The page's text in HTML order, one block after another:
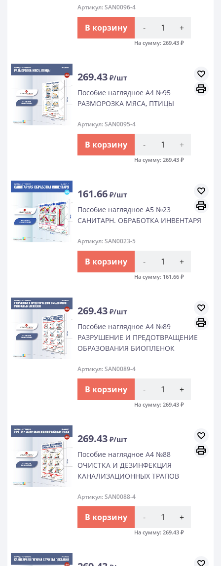
Артикул: SAN0096-4
В корзину - +
На сумму: 269.43 ₽
269.43 ₽/шт
Пособие наглядное А4 №95
РАЗМОРОЗКА МЯСА, ПТИЦЫ
Артикул: SAN0095-4
В корзину - +
На сумму: 269.43 ₽
161.66 ₽/шт
Пособие наглядное А5 №23
САНИТАРН. ОБРАБОТКА ИНВЕНТАРЯ
Артикул: SAN0023-5
В корзину - +
На сумму: 161.66 ₽
269.43 ₽/шт
Пособие наглядное А4 №89
РАЗРУШЕНИЕ И ПРЕДОТВРАЩЕНИЕ
ОБРАЗОВАНИЯ БИОПЛЕНОК
Артикул: SAN0089-4
В корзину - +
На сумму: 269.43 ₽
269.43 ₽/шт
Пособие наглядное А4 №88
ОЧИСТКА И ДЕЗИНФЕКЦИЯ
КАНАЛИЗАЦИОННЫХ ТРАПОВ
Артикул: SAN0088-4
В корзину - +
На сумму: 269.43 ₽